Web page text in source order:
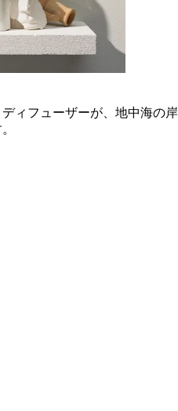
ィフューザーが、地中海の岸